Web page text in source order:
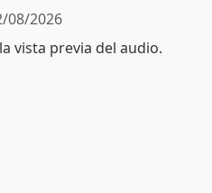
08/2026